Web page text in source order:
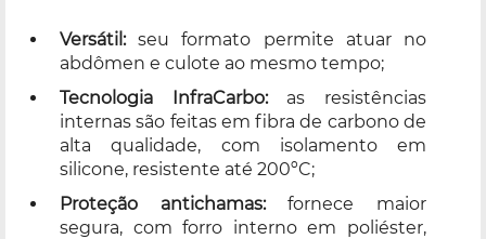
Versátil:seu formato permite atuar no
abdômen e culote ao mesmo tempo;
Tecnologia InfraCarbo:as resistências
internas são feitas em fibra de carbono de
alta qualidade, com isolamento em
silicone, resistente até 200ºC;
Proteção antichamas:fornece maior
segura, com forro interno em poliéster,